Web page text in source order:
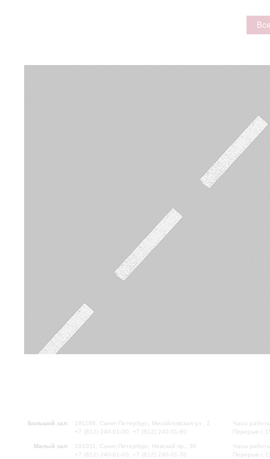
Большой зал:
191186, Санкт-Петербург, Михайловская ул., 2
+7 (812) 240-01-00, +7 (812) 240-01-80
Малый зал:
191011, Санкт-Петербург, Невский пр., 30
+7 (812) 240-01-00, +7 (812) 240-01-70
Часы
Перерыв с
Часы
Перерыв с